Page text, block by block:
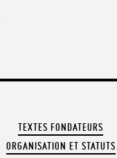
TEXTES FONDATEURS
ORGANISATION ET STATUTS